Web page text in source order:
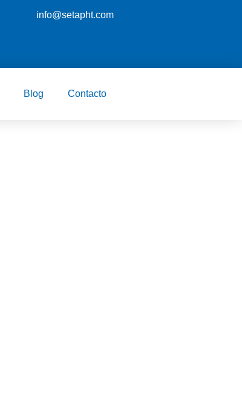
info@setapht.com
Blog Contacto